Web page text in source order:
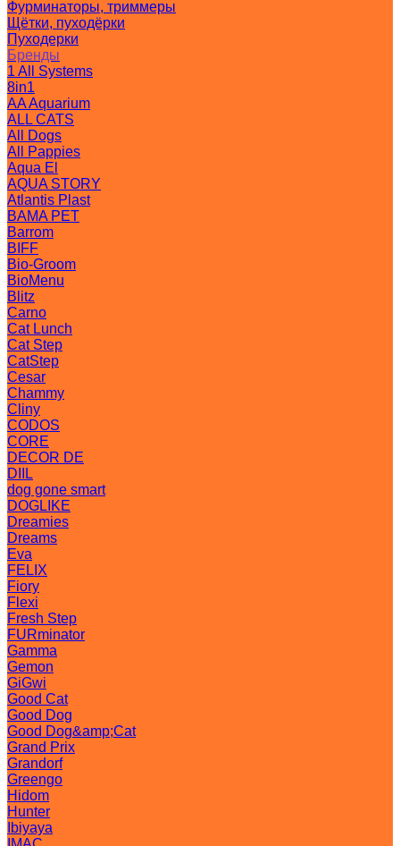
Фурминаторы, триммеры
Щётки, пуходёрки
Пуходерки
Бренды
1 All Systems
8in1
AA Aquarium
ALL CATS
All Dogs
All Pappies
Aqua El
AQUA STORY
Atlantis Plast
BAMA PET
Barrom
BIFF
Bio-Groom
BioMenu
Blitz
Carno
Cat Lunch
Cat Step
CatStep
Cesar
Chammy
Cliny
CODOS
CORE
DECOR DE
DIIL
dog gone smart
DOGLIKE
Dreamies
Dreams
Eva
FELIX
Fiory
Flexi
Fresh Step
FURminator
Gamma
Gemon
GiGwi
Good Cat
Good Dog
Good Dog&amp;Cat
Grand Prix
Grandorf
Greengo
Hidom
Hunter
Ibiyaya